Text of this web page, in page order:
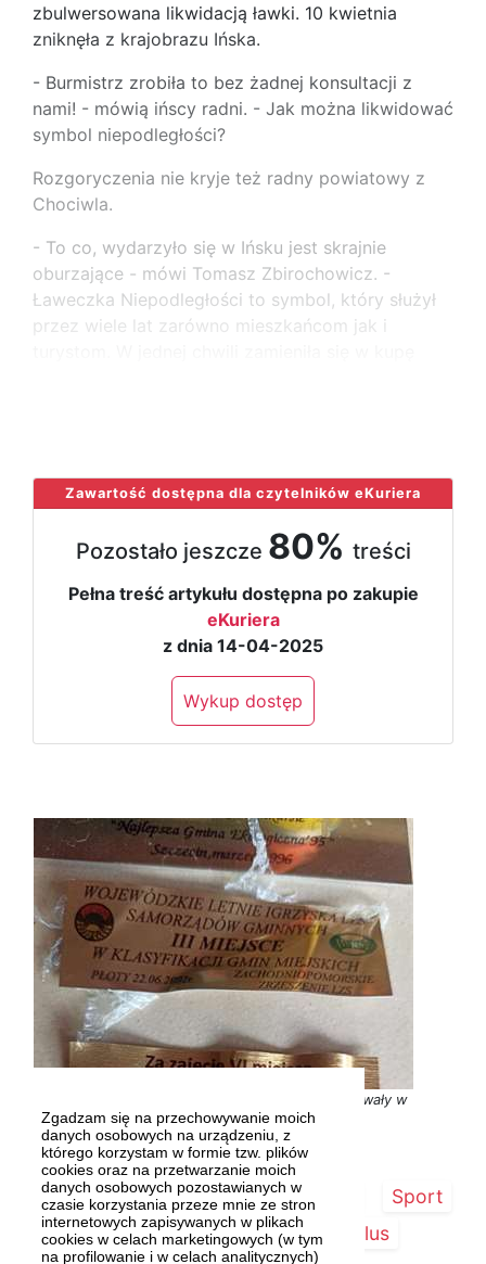
Zgadzam się na przechowywanie moich
danych osobowych na urządzeniu, z
którego korzystam w formie tzw. plików
cookies oraz na przetwarzanie moich
danych osobowych pozostawianych w
czasie korzystania przeze mnie ze stron
internetowych zapisywanych w plikach
cookies w celach marketingowych (w tym
na profilowanie i w celach analitycznych)
zbulwersowana likwidacją ławki. 10 kwietnia
zniknęła z krajobrazu Ińska.
- Burmistrz zrobiła to bez żadnej konsultacji z
nami! - mówią ińscy radni. - Jak można likwidować
symbol niepodległości?
Rozgoryczenia nie kryje też radny powiatowy z
Chociwla.
- To co, wydarzyło się w Ińsku jest skrajnie
oburzające - mówi Tomasz Zbirochowicz. -
Ławeczka Niepodległości to symbol, który służył
przez wiele lat zarówno mieszkańcom jak i
Zawartość dostępna dla czytelników eKuriera
Pozostało jeszcze 80% treści
Pełna treść artykułu dostępna po zakupie
eKuriera
z dnia 14-04-2025
Wykup dostęp
Tabliczki z pucharów za osiągnięcia gminy wylądowały w
śmieciach. Fot. Internauta
Strona główna Szczecin/Region
Sport
Kultura
Kurier Plus